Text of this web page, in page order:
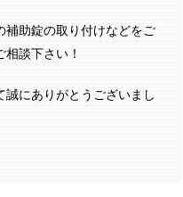
補助錠の取り付けなどをご
談下さい！
誠にありがとうございまし